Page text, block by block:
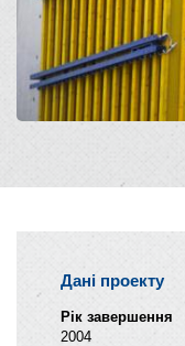
Дані проекту
Рік завершення
2004